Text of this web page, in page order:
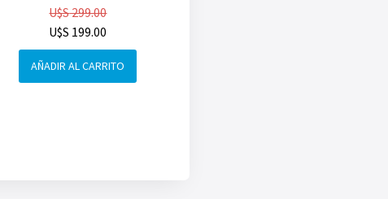
U$S299.00
U$S 199.00
AÑADIR AL CARRITO